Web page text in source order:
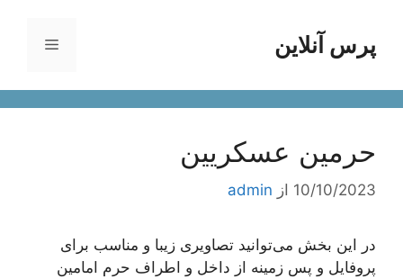
محتواپرس آنلاین فهرست
حرمین عسکریین
10/10/2023 از admin
در این بخش می‌توانید تصاویری زیبا و مناسب برای
پروفایل و پس زمینه از داخل و اطراف حرم امامین